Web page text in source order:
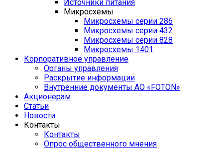
Источники питания
Микросхемы
Микросхемы серии 286
Микросхемы серии 432
Микросхемы серии 828
Микросхемы 1401
Корпоративное управление
Органы управления
Раскрытие информации
Внутренние документы АО «FOTON»
Акционерам
Статьи
Новости
Контакты
Контакты
Опрос общественного мнения